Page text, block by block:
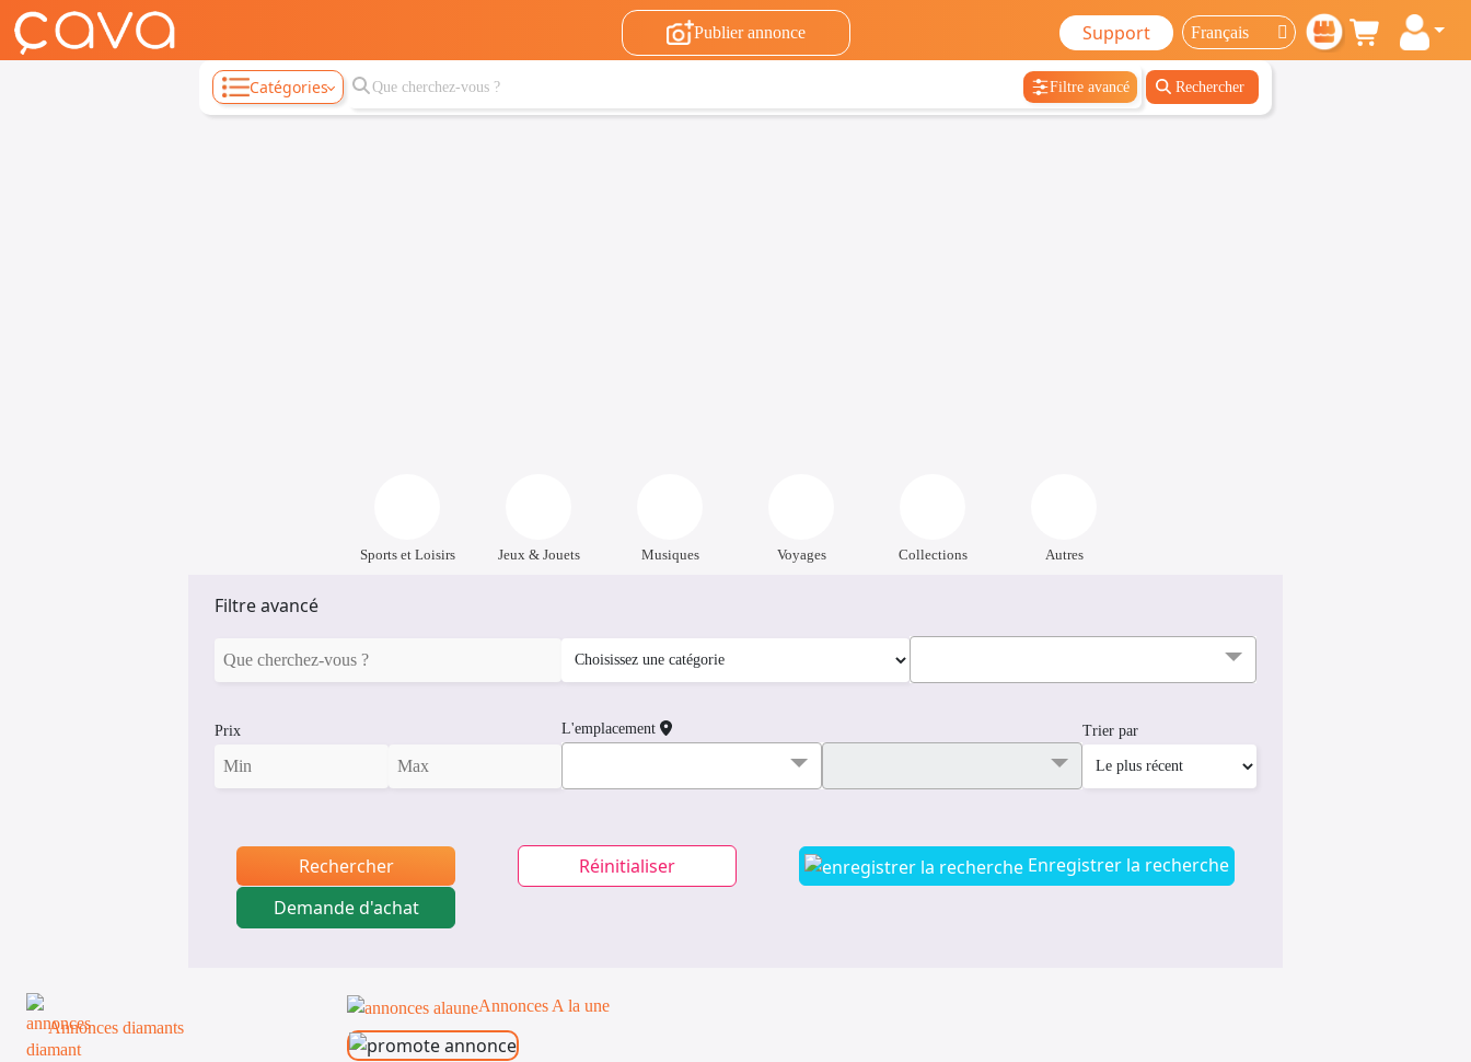
Publier annonce Support
Catégories Filtre avancé Rechercher
Sports et Loisirs Jeux & Jouets Musiques Voyages Collections Autres
Filtre avancé
Prix L'emplacement Trier par
Rechercher Réinitialiser
Enregistrer la recherche
Demande d'achat
Annonces diamants
Annonces A la une